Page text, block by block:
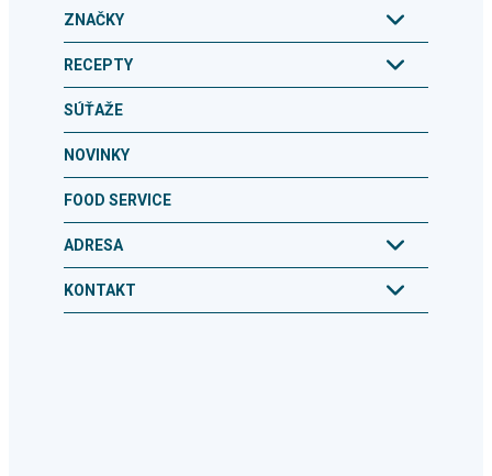
ZNAČKY
RECEPTY
SÚŤAŽE
NOVINKY
FOOD SERVICE
ADRESA
KONTAKT